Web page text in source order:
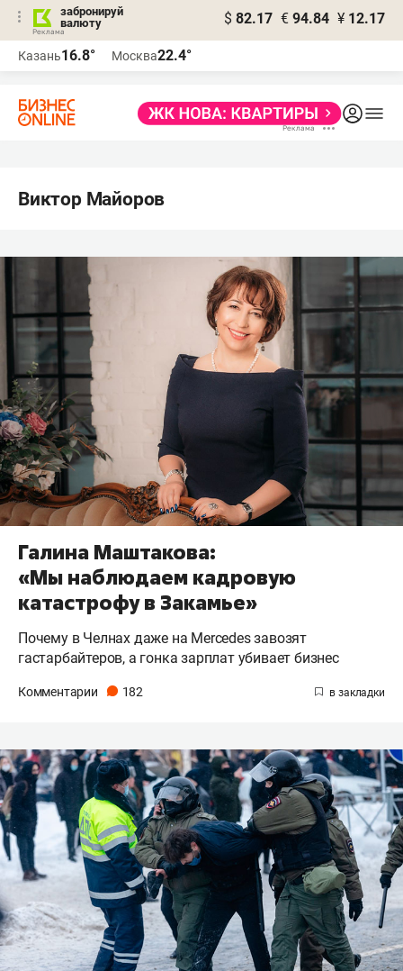
забронируй
валюту
$ 82.17 € 94.84 ¥ 12.17
Казань16.8° Москва22.4°
Виктор Майоров
Галина Маштакова:
«Мы наблюдаем кадровую
катастрофу в Закамье»
Почему в Челнах даже на Mercedes завозят
гастарбайтеров, а гонка зарплат убивает бизнес
Комментарии 182